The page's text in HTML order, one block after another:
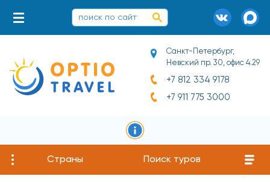
Санкт-Петербург,
Невский пр. 30, офис 4.29
+7 812 334 9178
+7 911 775 3000
Страны Поиск туров